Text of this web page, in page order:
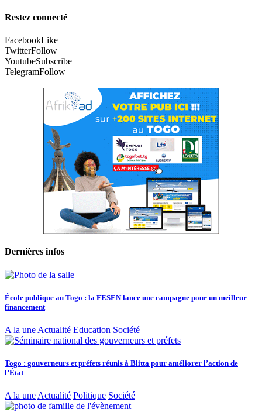
Restez connecté
FacebookLike
TwitterFollow
YoutubeSubscribe
TelegramFollow
Dernières infos
École publique au Togo : la FESEN lance une campagne pour un meilleur
financement
A la une Actualité Education Société
Togo : gouverneurs et préfets réunis à Blitta pour améliorer l’action de
l’État
A la une Actualité Politique Société